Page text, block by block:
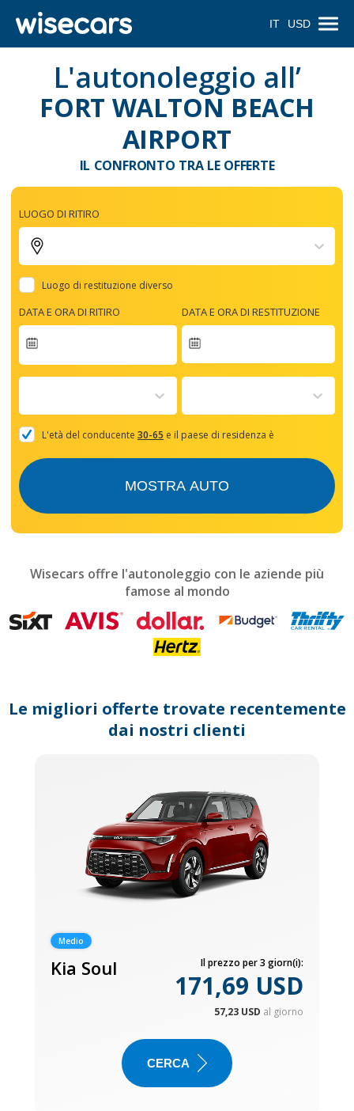
IT USD
L'autonoleggio all’
FORT WALTON BEACH
AIRPORT
IL CONFRONTO TRA LE OFFERTE
LUOGO DI RITIRO
Luogo di restituzione diverso
DATA E ORA DI RITIRO
forward
with
the
and
mark
get
the
dates.
DATA E ORA DI RESTITUZIONE
L'età del conducente 30-65 e il paese di residenza è
MOSTRA AUTO
Wisecars offre l'autonoleggio con le aziende più
famose al mondo
Le migliori offerte trovate recentemente
dai nostri clienti
Medio
Kia Soul Il prezzo per 3 giorn(i):
171,69 USD
57,23 USD al giorno
CERCA